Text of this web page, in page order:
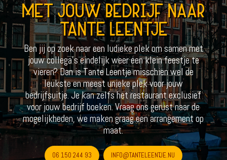
MET JOUW BEDRIJF NAAR
TANTE LEENTJE
Ben jij op zoek naar een ludieke plek om samen met
jouw collega’s eindelijk weer een klein feestje te
vieren? Dan is Tante Leentje misschien wel de
leukste en meest unieke plek voor jouw
bedrijfsuitje. Je kan zelfs het restaurant exclusief
voor jouw bedrijf boeken. Vraag ons gerust naar de
mogelijkheden, we maken graag een arrangement op
maat.
06 150 244 93 INFO@TANTELEENTJE.NU